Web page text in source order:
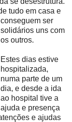
tudo em casa e
conseguem ser
solidários uns com
os outros.
Estes dias estive
hospitalizada,
numa parte de um
dia, e desde a ida
ao hospital tive a
ajuda e presença
e ajudas